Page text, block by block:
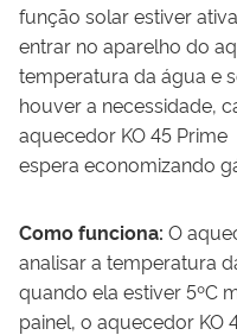
função solar estiver
entrar no aparelho do
temperatura da água e
houver a necessidade,
aquecedor KO45 Prime
espera economizando
Como funciona: O
analisar a temperatura
quando ela estiver 5ºC
painel, o aquecedor KO